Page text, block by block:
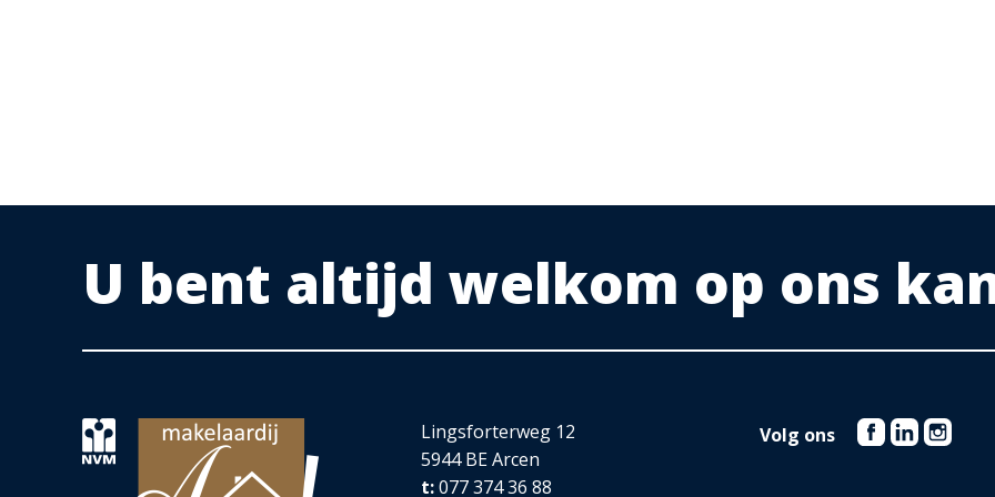
aansprakelijkheid aanvaard voor enige onvolledigheid, onjuistheid of anderszins, dan wel de gevolgen daarvan. Alle
opgegeven maten en oppervlakten zijn indicatief. Eventuele bijgesloten plattegrond-tekeningen zijn ter indicatie en kunnen
U bent altijd welkom op ons
Lingsforterweg 12
5944 BE Arcen
t:077 374 36 88
Volg ons